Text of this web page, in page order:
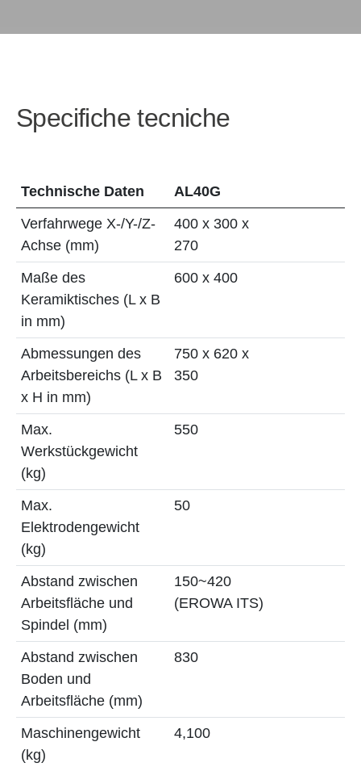
Specifiche tecniche
Technische Daten
AL40G
Verfahrwege X-/Y-/Z-
Achse (mm)
400 x 300 x
270
Maße des
Keramiktisches (L x B
in mm)
600 x 400
Abmessungen des
Arbeitsbereichs (L x B
x H in mm)
750 x 620 x
350
Max.
Werkstückgewicht
(kg)
550
Max.
Elektrodengewicht
(kg)
50
Abstand zwischen
Arbeitsfläche und
Spindel (mm)
150~420
(EROWA ITS)
Abstand zwischen
Boden und
Arbeitsfläche (mm)
830
Maschinengewicht
(kg)
4,100